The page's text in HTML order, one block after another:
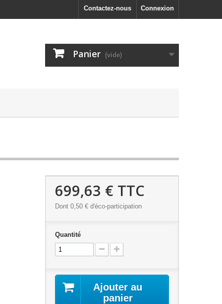
Connexion
Contactez-nous
Panier (vide)
699,63 € TTC
Dont 0,50 €d'éco-participation
Quantité
Ajouter au
panier